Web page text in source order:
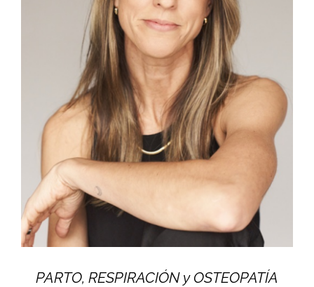
PARTO, RESPIRACIÓN y OSTEOPATÍA